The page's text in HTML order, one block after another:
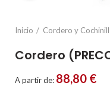
Inicio Cordero y
Cordero
A partir de: 88,80 €